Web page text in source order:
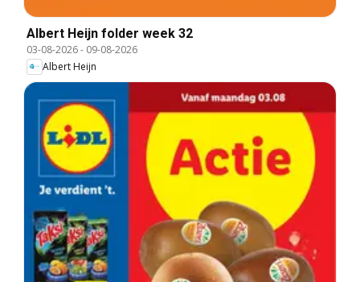
Albert Heijn folder week 32
03-08-2026- 09-08-2026
Albert Heijn